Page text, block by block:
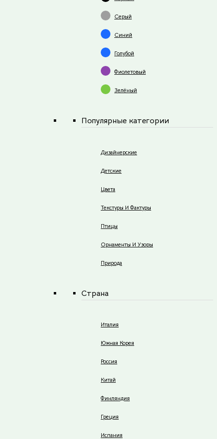
Серый
Синий
Голубой
Фиолетовый
Зелёный
Популярные категории
Дизайнерские
Детские
Цвета
Текстуры И Фактуры
Птицы
Орнаменты И Узоры
Природа
Страна
Италия
Южная Корея
Россия
Китай
Финляндия
Греция
Испания